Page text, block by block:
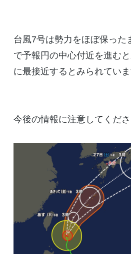
台風7号は勢力をほぼ保った
で予報円の中心付近を進む
に最接近するとみられていま
今後の情報に注意してくださ